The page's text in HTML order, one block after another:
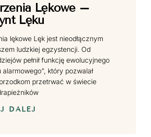
Lękowe –
Lęku
lękowe Lęk jest nieodłącznym
ludzkiej egzystencji. Od
pełnił funkcję ewolucyjnego
alarmowego”, który pozwalał
przetrwać w świecie
DALEJ